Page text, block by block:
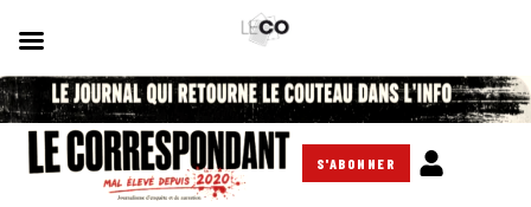
S'ABONNER